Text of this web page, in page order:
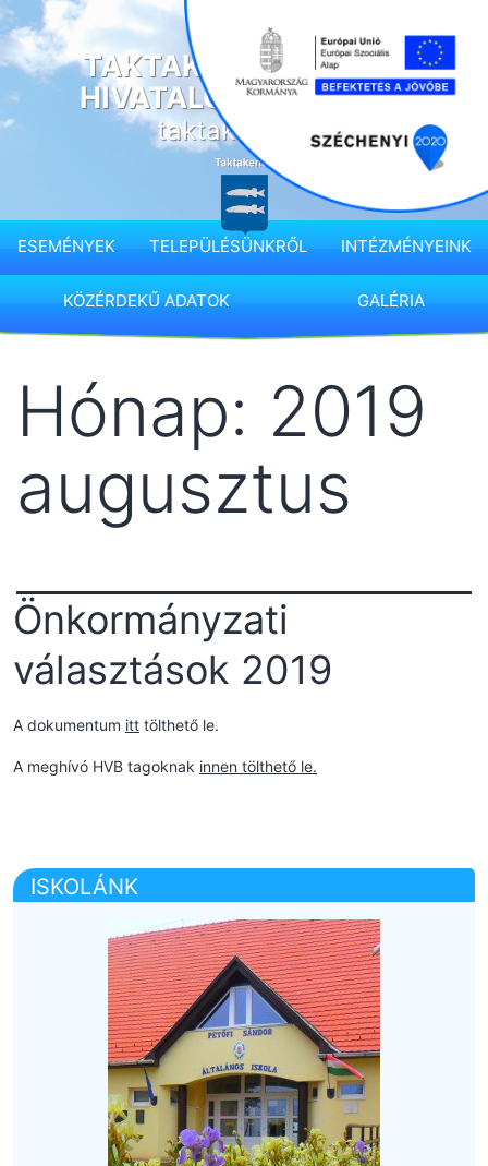
Ugrás
a
tartalomhozTAKTAKENÉZ KÖZSÉG
HIVATALOS HONLAPJA
taktakenez.hu
ESEMÉNYEK TELEPÜLÉSÜNKRŐL INTÉZMÉNYEINK
KÖZÉRDEKŰ ADATOK GALÉRIA
Hónap: 2019
augusztus
Önkormányzati
választások 2019
A dokumentum itt tölthető le.
A meghívó HVB tagoknak innen tölthető le.
ISKOLÁNK